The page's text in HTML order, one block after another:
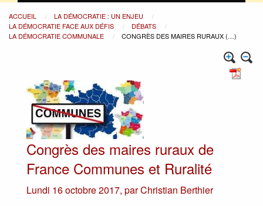
ACCUEIL
LA DÉMOCRATIE : UN ENJEU
LA DÉMOCRATIE FACE AUX DÉFIS
DÉBATS
LA DÉMOCRATIE COMMUNALE
CONGRÈS DES MAIRES RURAUX (…)
Congrès des maires ruraux de
France Communes et Ruralité
Lundi 16 octobre 2017, parChristian Berthier